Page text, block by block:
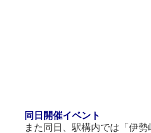
同日開催イベント
また同日、駅構内では「伊